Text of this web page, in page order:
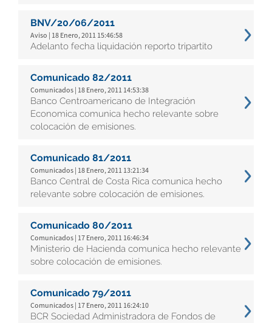
BNV/20/06/2011
Aviso | 18 Enero, 2011 15:46:58
Adelanto fecha liquidación reporto tripartito
Comunicado 82/2011
Comunicados | 18 Enero, 2011 14:53:38
Banco Centroamericano de Integración
Economica comunica hecho relevante sobre
colocación de emisiones.
Comunicado 81/2011
Comunicados | 18 Enero, 2011 13:21:34
Banco Central de Costa Rica comunica hecho
relevante sobre colocación de emisiones.
Comunicado 80/2011
Comunicados | 17 Enero, 2011 16:46:34
Ministerio de Hacienda comunica hecho relevante
sobre colocación de emisiones.
Comunicado 79/2011
Comunicados | 17 Enero, 2011 16:24:10
BCR Sociedad Administradora de Fondos de